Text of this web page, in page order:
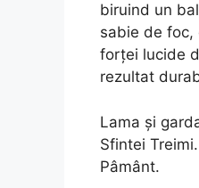
biruind un
sabie de foc,
forţei lucide
rezultat
Lama şi
Sfintei
Pâmânt.